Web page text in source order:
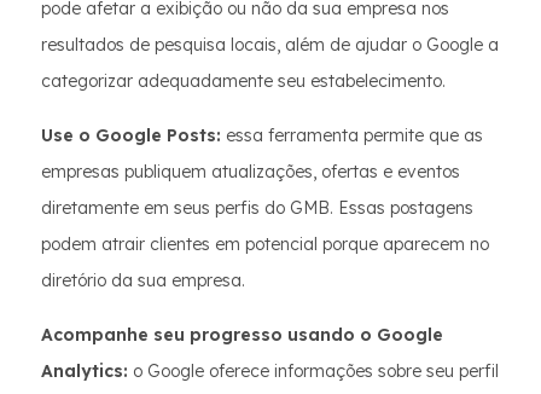
pode afetar a exibição ou não da sua empresa nos
resultados de pesquisa locais, além de ajudar o Google a
categorizar adequadamente seu estabelecimento.
Use o Google Posts: essa ferramenta permite que as
empresas publiquem atualizações, ofertas e eventos
diretamente em seus perfis do GMB. Essas postagens
podem atrair clientes em potencial porque aparecem no
diretório da sua empresa.
Acompanhe seu progresso usando o Google
Analytics: o Google oferece informações sobre seu perfil